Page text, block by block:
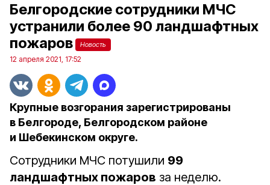
Белгородские сотрудники МЧС
устранили более 90 ландшафтных
пожаров
Новость
12 апреля 2021, 17:52
Крупные возгорания зарегистрированы
в Белгороде, Белгородском районе
и Шебекинском округе.
Сотрудники МЧС потушили 99
ландшафтных пожаров за неделю.